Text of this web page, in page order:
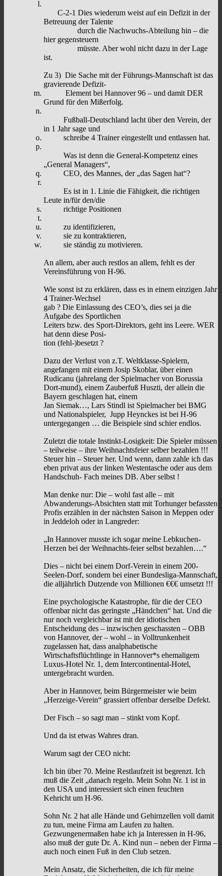
C-2-1 Dies wiederum weist auf ein Defizit in der
Betreuung der Talente
durch die Nachwuchs-Abteilung hin – die
hier gegensteuern
müsste. Aber wohl nicht dazu in der Lage
ist.
Zu 3) Die Sache mit der Führungs-Mannschaft ist das
gravierende Defizit-
Element bei Hannover 96 – und damit DER
Grund für den Mißerfolg.
Fußball-Deutschland lacht über den Verein, der
in 1 Jahr sage und
schreibe 4 Trainer eingestellt und entlassen hat.
Was ist denn die General-Kompetenz eines
„General Managers“,
CEO, des Mannes, der „das Sagen hat“?
Es ist in 1. Linie die Fähigkeit, die richtigen
Leute in/für den/die
richtige Positionen
zu identifizieren,
sie zu kontraktieren,
sie ständig zu motivieren.
An allem, aber auch restlos an allem, fehlt es der
Vereinsführung von H-96.
Wie sonst ist zu erklären, dass es in einem einzigen Jahr
4 Trainer-Wechsel
gab ? Die Einlassung des CEO’s, dies sei ja die
Aufgabe des Sportlichen
Leiters bzw. des Sport-Direktors, geht ins Leere. WER
hat denn diese Posi-
tion (fehl-)besetzt ?
Dazu der Verlust von z.T. Weltklasse-Spielern,
angefangen mit einem Josip Skoblar, über einen
Rudicanu (jahrelang der Spielmacher von Borussia
Dort-mund), einem Zauberfuß Huszti, der allein die
Bayern geschlagen hat, einem
Jan Siemak…, Lars Stindl ist Spielmacher bei BMG
und Nationalspieler, Jupp Heynckes ist bei H-96
untergegangen … die Beispiele sind schier endlos.
Zuletzt die totale Instinkt-Losigkeit: Die Spieler müssen
– teilweise – ihre Weihnachtsfeier selber bezahlen !!!
Steuer hin – Steuer her. Und wenn, dann zahle ich das
eben privat aus der linken Westentasche oder aus dem
Handschuh- Fach meines DB. Aber selbst !
Man denke nur: Die – wohl fast alle – mit
Abwanderungs-Absichten statt mit Torhunger befassten
Profis erzählen in der nächsten Saison in Meppen oder
in Jeddeloh oder in Langreder:
„In Hannover musste ich sogar meine Lebkuchen-
Herzen bei der Weihnachts-feier selbst bezahlen….“
Dies – nicht bei einem Dorf-Verein in einem 200-
Seelen-Dorf, sondern bei einer Bundesliga-Mannschaft,
die alljährlich Dutzende von Millionen €€€ umsetzt !!!
Eine psychologische Katastrophe, für die der CEO
offenbar nicht das geringste „Händchen“ hat. Und die
nur noch vergleichbar ist mit der idiotischen
Entscheidung des – inzwischen geschassten – OBB
von Hannover, der – wohl – in Volltrunkenheit
zugelassen hat, dass analphabetische
Wirtschaftsflüchtlinge in Hannover*s ehemaligem
Luxus-Hotel Nr. 1, dem Intercontinental-Hotel,
untergebracht wurden.
Aber in Hannover, beim Bürgermeister wie beim
„Herzeige-Verein“ grassiert offenbar derselbe Defekt.
Der Fisch – so sagt man – stinkt vom Kopf.
Und da ist etwas Wahres dran.
Warum sagt der CEO nicht:
Ich bin über 70. Meine Restlaufzeit ist begrenzt. Ich
muß die Zeit „danach regeln. Mein Sohn Nr. 1 ist in
den USA und interessiert sich einen feuchten
Kehricht um H-96.
Sohn Nr. 2 hat alle Hände und Gehirnzellen voll damit
zu tun, meine Firma am Laufen zu halten.
Gezwungenermaßen habe ich ja Interessen in H-96,
also muß der gute Dr. A. Kind nun – neben der Firma –
auch noch einen Fuß in den Club setzen.
Mein Ansatz, die Sicherheiten, die ich für meine